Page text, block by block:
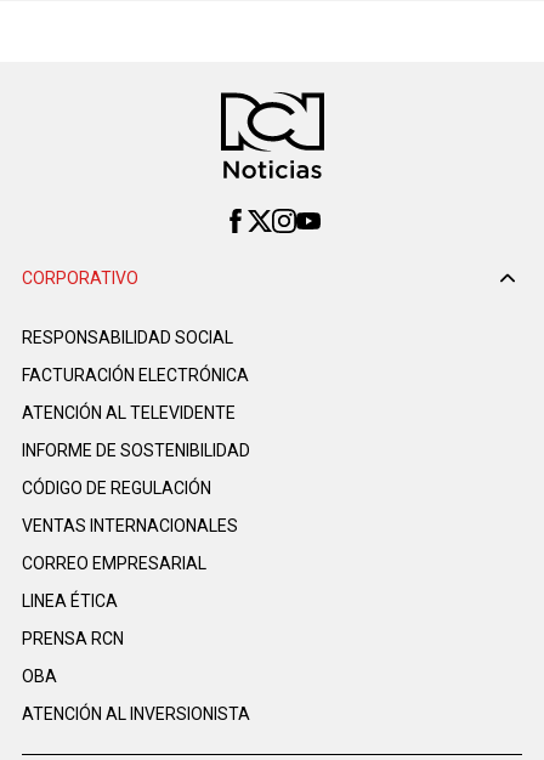
CORPORATIVO
RESPONSABILIDAD SOCIAL
FACTURACIÓN ELECTRÓNICA
ATENCIÓN AL TELEVIDENTE
INFORME DE SOSTENIBILIDAD
CÓDIGO DE REGULACIÓN
VENTAS INTERNACIONALES
CORREO EMPRESARIAL
LINEA ÉTICA
PRENSA RCN
OBA
ATENCIÓN AL INVERSIONISTA